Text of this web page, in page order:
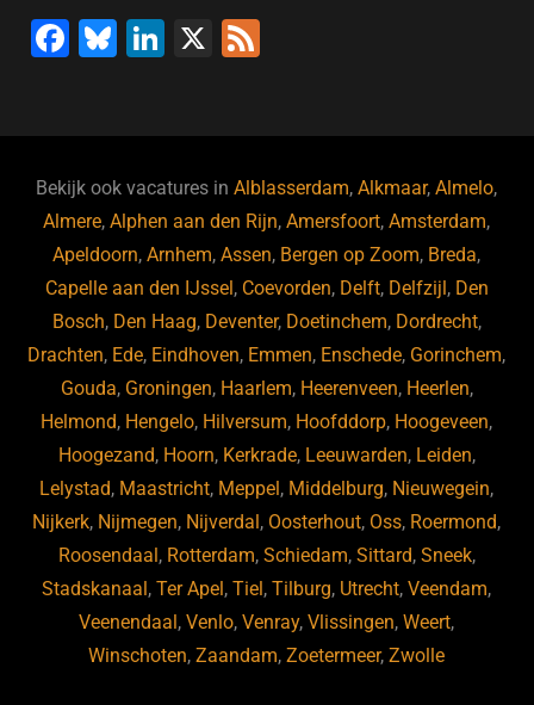
F
b
o
o
k
Bl
ky
Li
dI
n
X
Bekijk ook vacatures inAlblasserdam,Alkmaar,Almelo,
Almere,Alphen aan den Rijn,Amersfoort,Amsterdam,
Apeldoorn,Arnhem,Assen, Bergen op Zoom, Breda,
Capelle aan den IJssel, Coevorden, Delft, Delfzijl, Den
Bosch, Den Haag, Deventer, Doetinchem, Dordrecht,
Drachten, Ede, Eindhoven, Emmen, Enschede, Gorinchem,
Gouda, Groningen, Haarlem, Heerenveen, Heerlen,
Helmond, Hengelo, Hilversum, Hoofddorp, Hoogeveen,
Hoogezand, Hoorn, Kerkrade, Leeuwarden, Leiden,
Lelystad, Maastricht, Meppel, Middelburg, Nieuwegein,
Nijkerk, Nijmegen, Nijverdal, Oosterhout, Oss, Roermond,
Roosendaal, Rotterdam, Schiedam, Sittard, Sneek,
Stadskanaal,Ter Apel,Tiel,Tilburg, Utrecht,Veendam,
Veenendaal,Venlo,Venray,Vlissingen,Weert,
Winschoten,Zaandam,Zoetermeer,Zwolle